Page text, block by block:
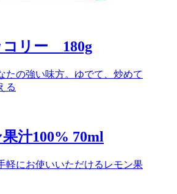
コリー 180g
たの強い味方。ゆでて、炒めて
る
汁100% 70ml
軽にお使いいただけるレモン果